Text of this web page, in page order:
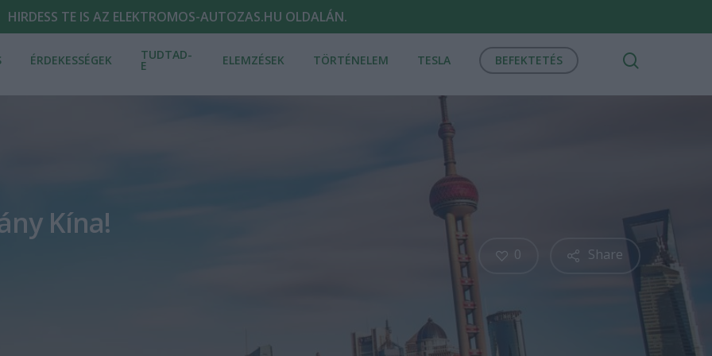
HIRDESS TE IS AZ ELEKTROMOS-AUTOZAS.HU OLDALÁN.
ÉRDEKESSÉGEK TUDTAD-
E ELEMZÉSEK TÖRTÉNELEM TESLA BEFEKTETÉS
Kína!
Share
0